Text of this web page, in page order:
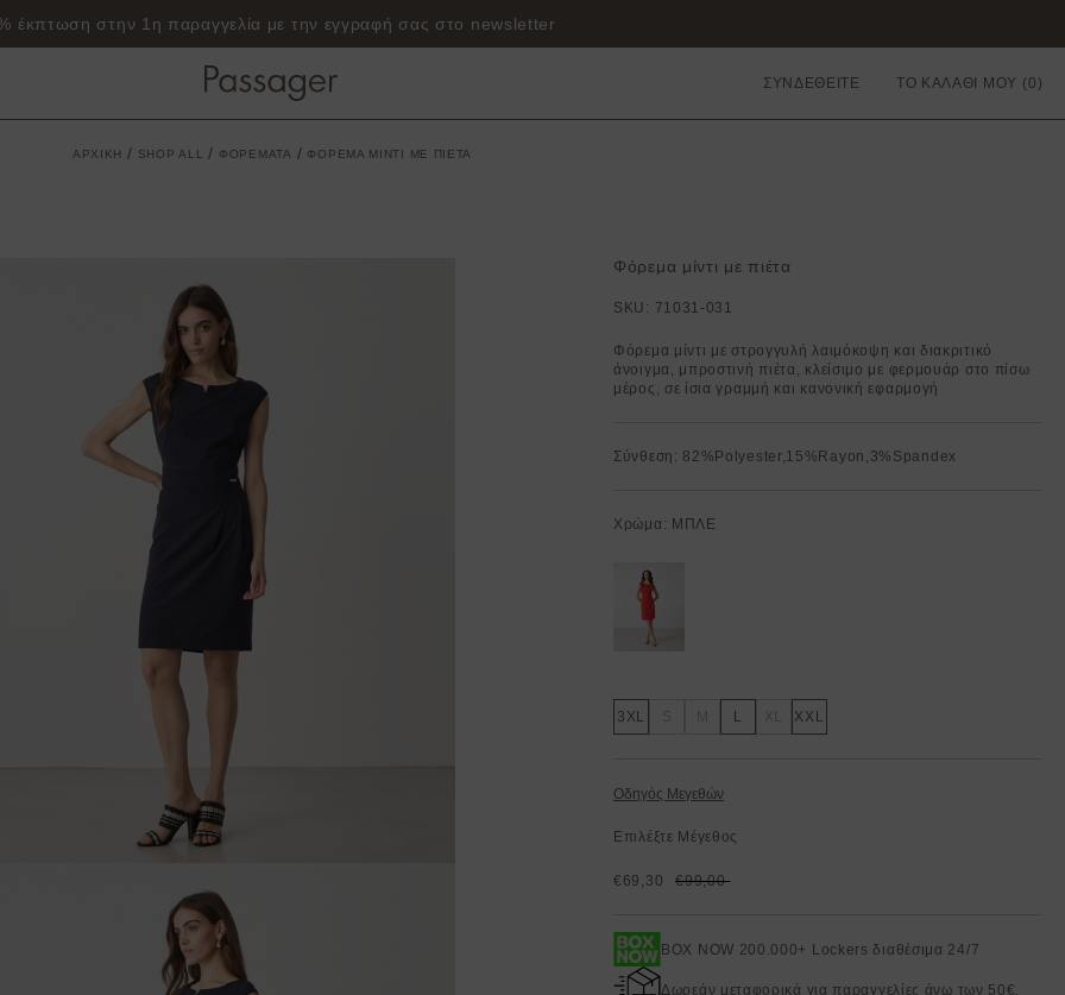
έκπτωση στην 1η παραγγελία με την εγγραφή σας στο newsletter
ΣΥΝΔΕΘΕΙΤΕ ΤΟ ΚΑΛΑΘΙ ΜΟΥ
ΑΡΧΙΚΗ / SHOP ALL / ΦΟΡΕΜΑΤΑ / ΦΟΡΕΜΑ ΜΙΝΤΙ ΜΕ ΠΙΕΤΑ
Φόρεμα μίντι με πιέτα
SKU: 71031-031
Φόρεμα μίντι με στρογγυλή λαιμόκοψη και διακριτικό
άνοιγμα, μπροστινή πιέτα, κλείσιμο με φερμουάρ στο πίσω
μέρος, σε ίσια γραμμή και κανονική εφαρμογή
Σύνθεση: 82%Polyester,15%Rayon,3%Spandex
Χρώμα: ΜΠΛΕ
3XL L XXL
Οδηγός Μεγεθών
Επιλέξτε Μέγεθος
€69,30 €99,00
BOX NOW 200.000+ Lockers διαθέσιμα 24/7
Δωρεάν μεταφορικά για παραγγελίες άνω των 50€.